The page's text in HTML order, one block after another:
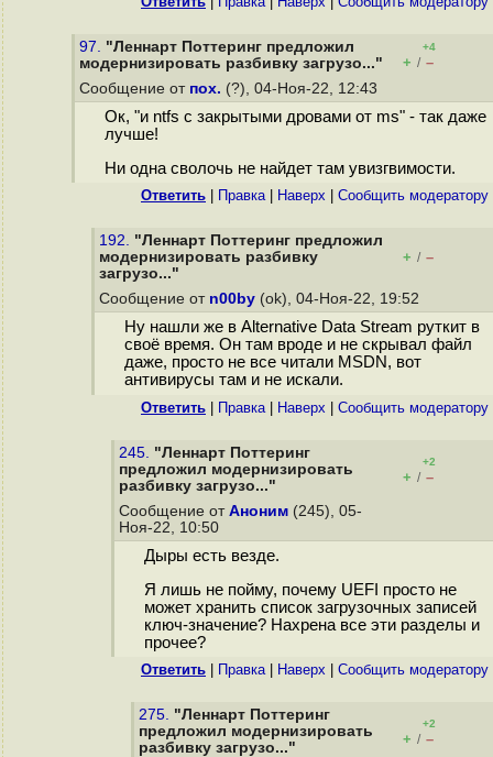
97. "Леннарт Поттеринг предложил
модернизировать разбивку загрузо..."
+4
+ / –
Сообщение от пох. (?), 04-Ноя-22, 12:43
Ок, "и ntfs с закрытыми дровами от ms" - так даже
лучше!
Ни одна сволочь не найдет там увизгвимости.
Ответить Правка| Наверх Cообщить модератору
192. "Леннарт Поттеринг предложил
модернизировать разбивку
загрузо..."
+ / –
Сообщение от n00by (ok), 04-Ноя-22, 19:52
Ну нашли же в Alternative Data Stream руткит в
своё время. Он там вроде и не скрывал файл
даже, просто не все читали MSDN, вот
антивирусы там и не искали.
Ответить Правка| Наверх Cообщить модератору
245. "Леннарт Поттеринг
предложил модернизировать
разбивку загрузо..."
+2
+ / –
Сообщение от Аноним (245), 05-
Ноя-22, 10:50
Дыры есть везде.
Я лишь не пойму, почему UEFI просто не
может хранить список загрузочных записей
ключ-значение? Нахрена все эти разделы и
прочее?
Ответить Правка| Наверх Cообщить модератору
275. "Леннарт Поттеринг
предложил модернизировать
разбивку загрузо..."
+2
+ / –